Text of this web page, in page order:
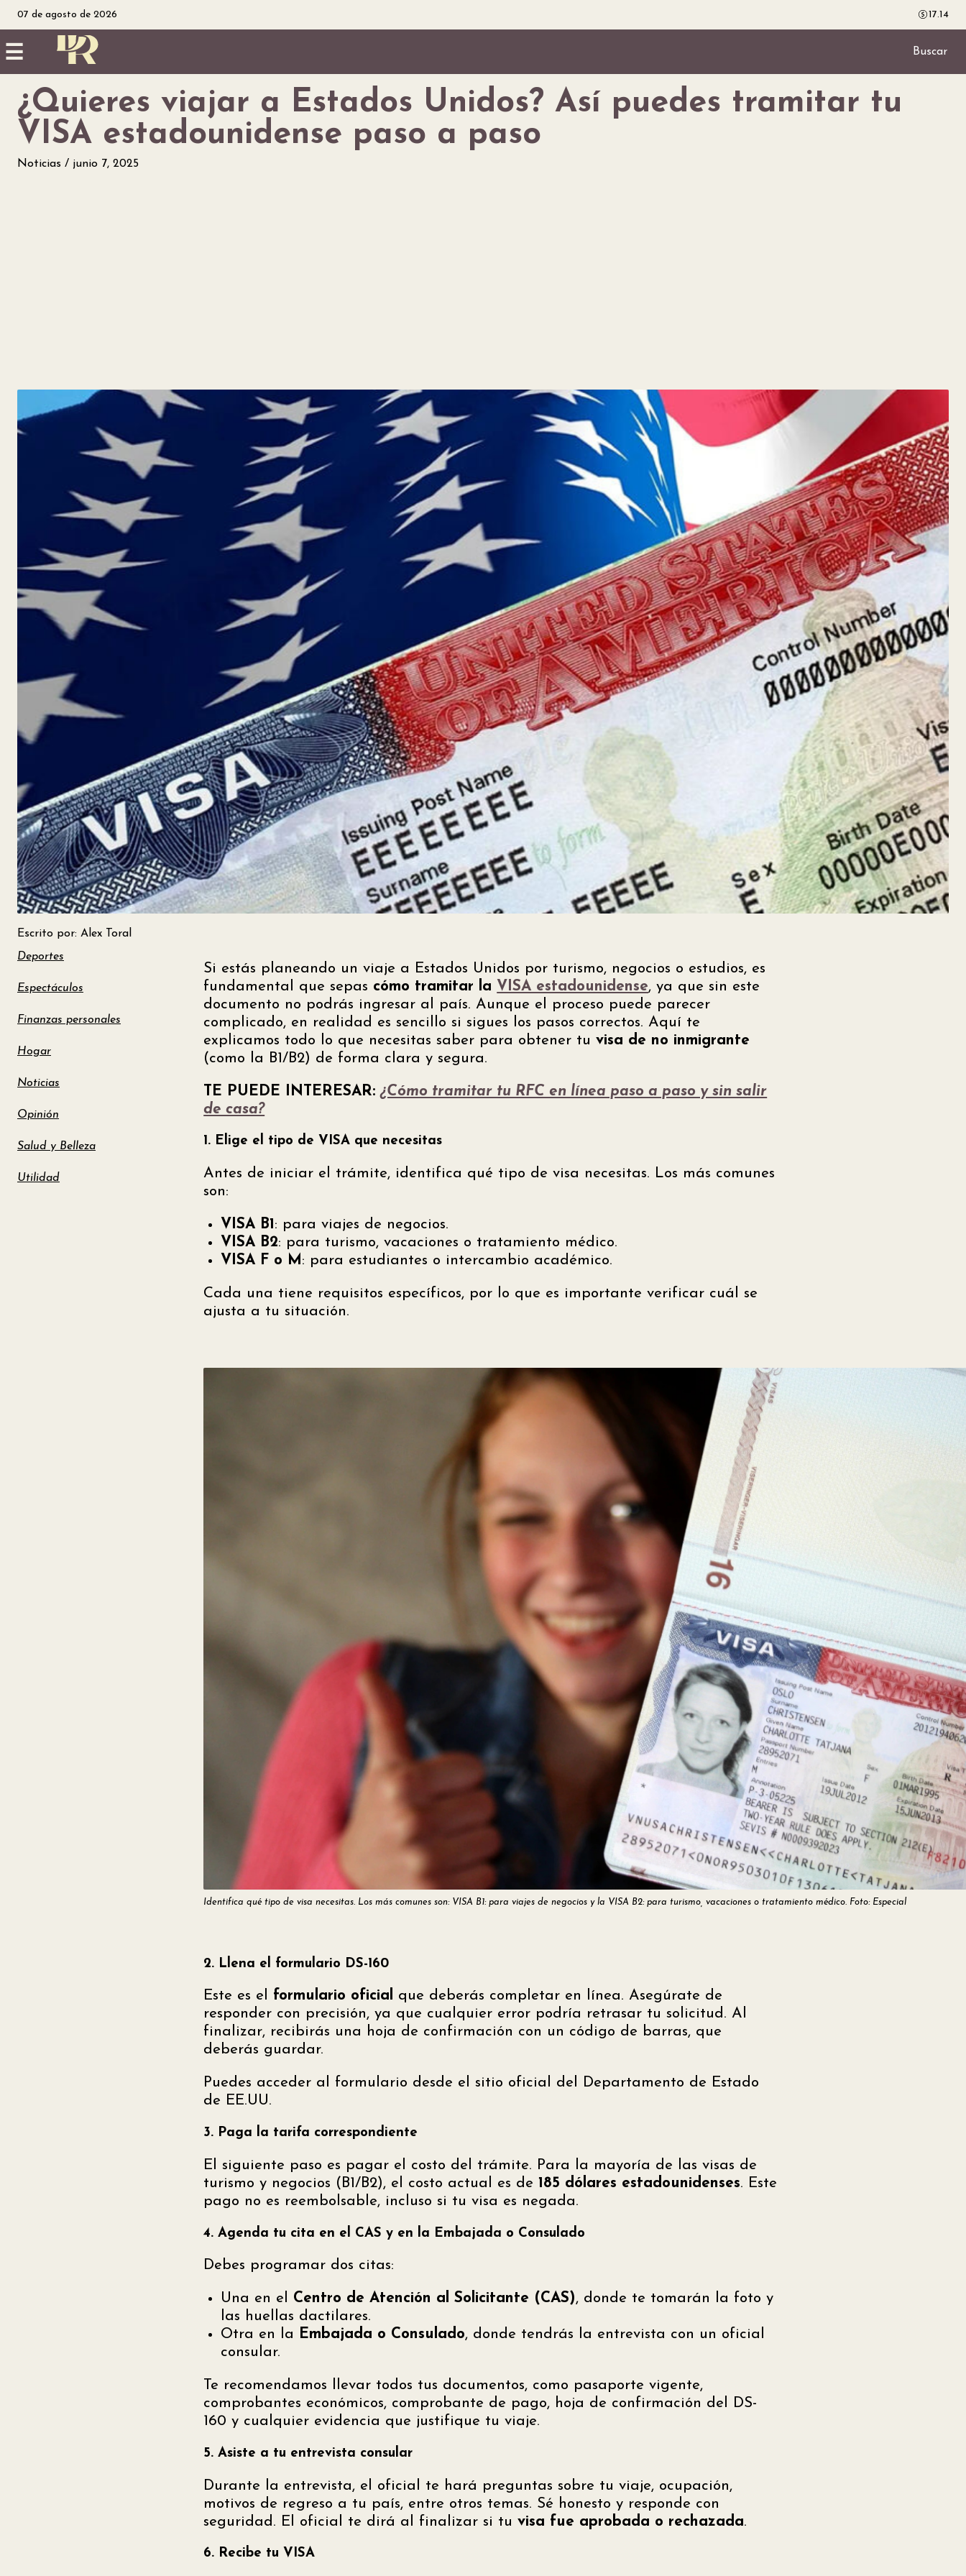
07 de agosto de 2026 17.14
☰ Buscar
Inicio
Noticias
¿Quieres viajar a Estados Unidos? Así puedes tramitar tu
VISA estadounidense paso a paso
Noticias junio 7, 2025
Escrito por: Alex Toral
Deportes
Espectáculos
Finanzas personales
Hogar
Noticias
Opinión
Salud y Belleza
Utilidad
Si estás planeando un viaje a Estados Unidos por turismo, negocios o estudios, es
fundamental que sepas cómo tramitar la VISA estadounidense, ya que sin este
documento no podrás ingresar al país. Aunque el proceso puede parecer
complicado, en realidad es sencillo si sigues los pasos correctos. Aquí te
explicamos todo lo que necesitas saber para obtener tuvisa de no inmigrante
(como la B1/B2) de forma clara y segura.
TE PUEDE INTERESAR:¿Cómo tramitar tu RFC en línea paso a paso y sin salir
de casa?
1. Elige el tipo de VISA que necesitas
Antes de iniciar el trámite, identifica qué tipo de visa necesitas. Los más comunes
son:
VISA B1 : para viajes de negocios.
VISA B2: para turismo, vacaciones o tratamiento médico.
VISA F o M : para estudiantes o intercambio académico.
Cada una tiene requisitos específicos, por lo que es importante verificar cuál se
ajusta a tu situación.
Identifica qué tipo de visa necesitas. Los más comunes son: VISA B1: para viajes de negocios y la VISA B2: para turismo, vacaciones o tratamiento médico. Foto: Especial
2. Llena el formulario DS-160
Este es el formulario oficial que deberás completar en línea. Asegúrate de
responder con precisión, ya que cualquier error podría retrasar tu solicitud. Al
finalizar, recibirás una hoja de confirmación con un código de barras, que
deberás guardar.
Puedes acceder al formulario desde el sitio oficial del Departamento de Estado
de EE.UU.
3. Paga la tarifa correspondiente
El siguiente paso es pagar el costo del trámite. Para la mayoría de las visas de
turismo y negocios (B1/B2), el costo actual es de 185 dólares estadounidenses. Este
pago no es reembolsable, incluso si tu visa es negada.
4. Agenda tu cita en el CAS y en la Embajada o Consulado
Debes programar dos citas:
Una en el Centro de Atención al Solicitante (CAS), donde te tomarán la foto y
las huellas dactilares.
Otra en la
Embajada o Consulado, donde tendrás la entrevista con un oficial
consular.
Te recomendamos llevar todos tus documentos, como pasaporte vigente,
comprobantes económicos, comprobante de pago, hoja de confirmación del DS-
160 y cualquier evidencia que justifique tu viaje.
5. Asiste a tu entrevista consular
Durante la entrevista, el oficial te hará preguntas sobre tu viaje, ocupación,
motivos de regreso a tu país, entre otros temas. Sé honesto y responde con
seguridad. El oficial te dirá al finalizar si tuvisa fue aprobada o rechazada.
6. Recibe tu VISA